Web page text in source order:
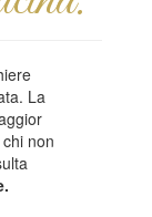
СМАК )
La
non